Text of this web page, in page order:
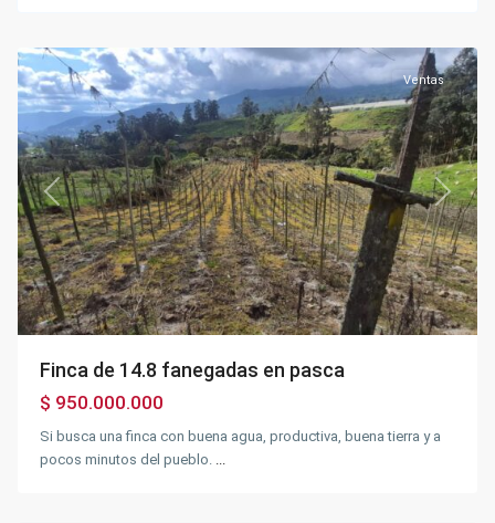
Previous Next
Ventas
Finca de 14.8 fanegadas en pasca
$ 950.000.000
Si busca una finca con buena agua, productiva, buena tierra y a
pocos minutos del pueblo.
Sector
la